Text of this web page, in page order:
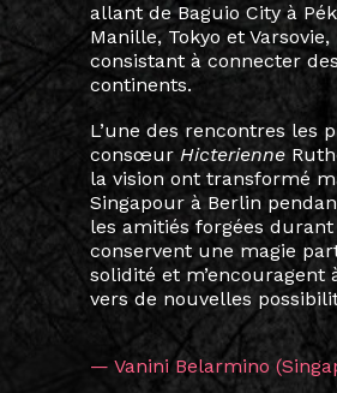
liens tissés avec les
sont transformés en
surtout, en amitiés
— Kulli Hansen
Directrice Générale,
Estonia), Administratrice,